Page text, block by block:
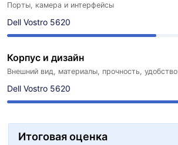
Порты, камера и интерфейсы
Dell Vostro 5620
Корпус и дизайн
Внешний вид, материалы, прочность, удобство
Dell Vostro 5620
Итоговая оценка